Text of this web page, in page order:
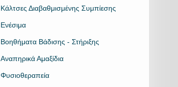
Κάλτσες Διαβαθμισμένης Συμπίεσης
Ενέσιμα
Βοηθήματα Βάδισης - Στήριξης
Αναπηρικά Αμαξίδια
Φυσιοθεραπεία